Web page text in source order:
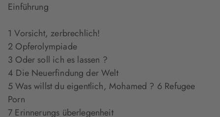
Einführung
1 Vorsicht, zerbrechlich!
2 Opferolympiade
3 Oder soll ich es lassen ?
4 Die Neuerfindung der Welt
5 Was willst du eigentlich, Mohamed ? 6 Refugee
Porn
7 Erinnerungs überlegenheit